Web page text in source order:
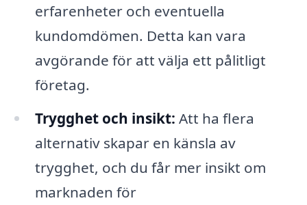
erfarenheter och eventuella
kundomdömen. Detta kan vara
avgörande för att välja ett pålitligt
företag.
Trygghet och insikt: Att ha flera
alternativ skapar en känsla av
trygghet, och du får mer insikt om
marknaden för